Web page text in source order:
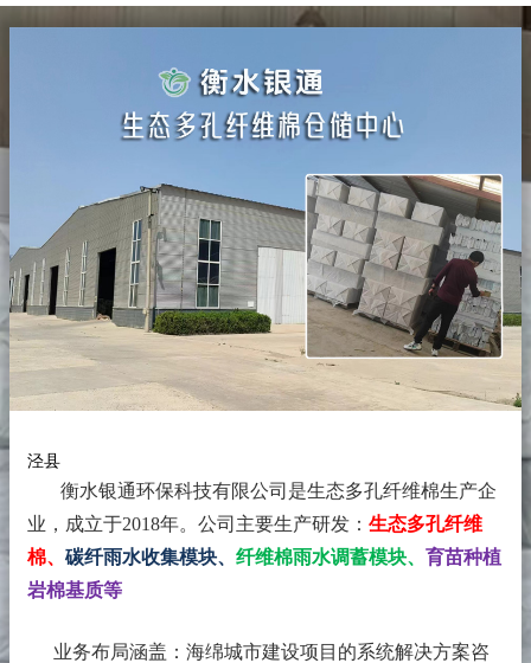
泾县
衡水银通环保科技有限公司是生态多孔纤维棉生产企
业，成立于2018年。 公司主要生产研发： 生态多孔纤维
棉、 碳纤雨水收集模块、 纤维棉雨水调蓄模块、 育苗种植
岩棉基质等
业务布局涵盖：海绵城市建设项目的系统解决方案咨